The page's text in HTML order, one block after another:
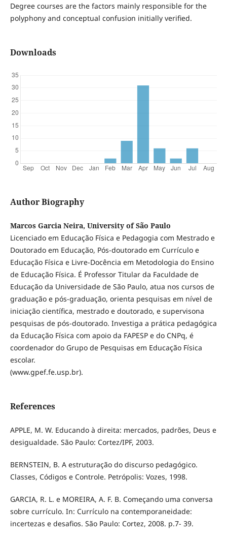
Degree courses are the factors mainly responsible for the
polyphony and conceptual confusion initially verified.
Downloads
Author Biography
Marcos Garcia Neira, University of São Paulo
Licenciado em Educação Física e Pedagogia com Mestrado e
Doutorado em Educação, Pós-doutorado em Currículo e
Educação Física e Livre-Docência em Metodologia do Ensino
de Educação Física. É Professor Titular da Faculdade de
Educação da Universidade de São Paulo, atua nos cursos de
graduação e pós-graduação, orienta pesquisas em nível de
iniciação científica, mestrado e doutorado, e supervisona
pesquisas de pós-doutorado. Investiga a prática pedagógica
da Educação Física com apoio da FAPESP e do CNPq, é
coordenador do Grupo de Pesquisas em Educação Física
escolar.
(www.gpef.fe.usp.br).
References
APPLE, M. W. Educando à direita: mercados, padrões, Deus e
desigualdade. São Paulo: Cortez/IPF, 2003.
BERNSTEIN, B. A estruturação do discurso pedagógico.
Classes, Códigos e Controle. Petrópolis: Vozes, 1998.
GARCIA, R. L. e MOREIRA, A. F. B. Começando uma conversa
sobre currículo. In: Currículo na contemporaneidade:
incertezas e desafios. São Paulo: Cortez, 2008. p.7- 39.